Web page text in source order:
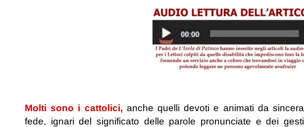
Molti sono i cattolici, anche quelli devoti e animati da sincera
fede, ignari del significato delle parole pronunciate e dei gesti